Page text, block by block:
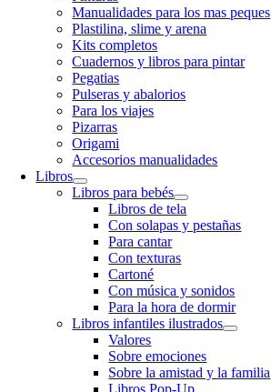
Manualidades para los mas peques
Plastilina, slime y arena
Kits completos
Cuadernos y libros para pintar
Pegatias
Pulseras y abalorios
Para los viajes
Pizarras
Origami
Accesorios manualidades
Libros
Libros para bebés
Libros de tela
Con solapas y pestañas
Para cantar
Con texturas
Cartoné
Con música y sonidos
Para la hora de dormir
Libros infantiles ilustrados
Valores
Sobre emociones
Sobre la amistad y la familia
Libros Pop-Up